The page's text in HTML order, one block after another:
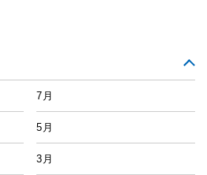
7月
5月
3月